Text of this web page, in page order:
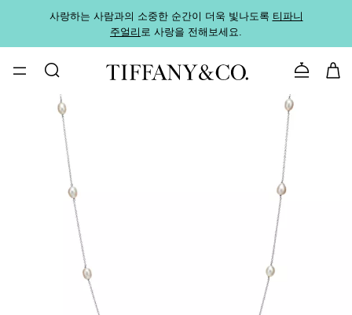
사랑하는 사람과의 소중한 순간이 더욱 빛나도록 티파니
주얼리로 사랑을 전해보세요.
문의하기